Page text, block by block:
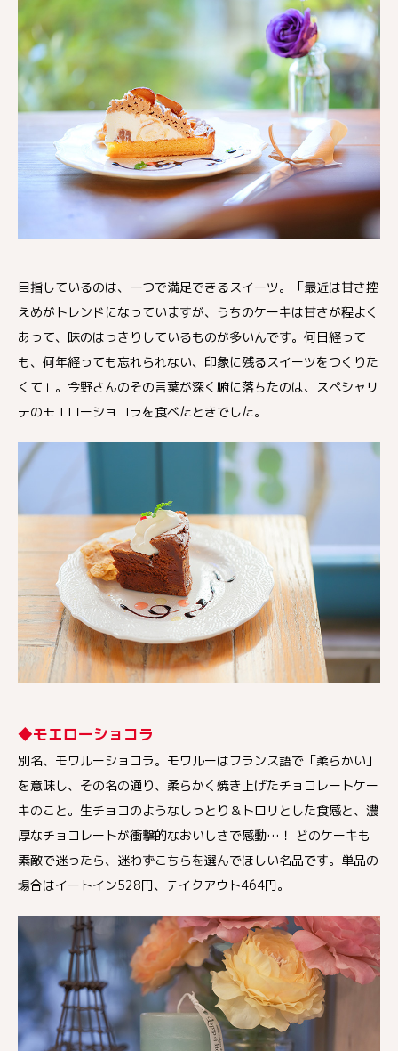
目指しているのは、一つで満足できるスイーツ。「最近は甘さ控
えめがトレンドになっていますが、うちのケーキは甘さが程よく
あって、味のはっきりしているものが多いんです。何日経って
も、何年経っても忘れられない、印象に残るスイーツをつくりた
くて」。今野さんのその言葉が深く腑に落ちたのは、スペシャリ
テのモエローショコラを食べたときでした。
◆モエローショコラ
別名、モワルーショコラ。モワルーはフランス語で「柔らかい」
を意味し、その名の通り、柔らかく焼き上げたチョコレートケー
キのこと。生チョコのようなしっとり＆トロリとした食感と、濃
厚なチョコレートが衝撃的なおいしさで感動…！ どのケーキも
素敵で迷ったら、迷わずこちらを選んでほしい名品です。単品の
場合はイートイン528円、テイクアウト464円。